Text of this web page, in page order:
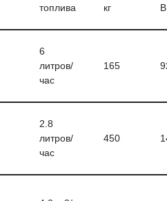
топлива
кг
6
литров/
час
165
2.8
литров/
час
450